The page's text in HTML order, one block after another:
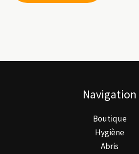
Navigation
Boutique
Hygiène
Abris